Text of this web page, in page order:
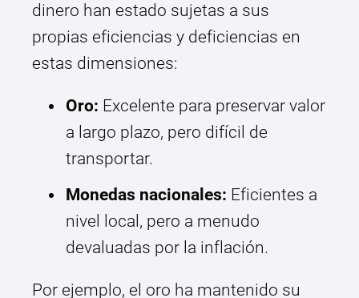
dinero han estado sujetas a sus
propias eficiencias y deficiencias en
estas dimensiones:
Oro: Excelente para preservar valor
a largo plazo, pero difícil de
transportar.
Monedas nacionales: Eficientes a
nivel local, pero a menudo
devaluadas por la inflación.
Por ejemplo, el oro ha mantenido su